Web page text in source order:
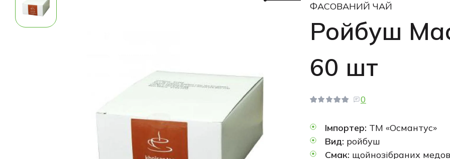
ФАСОВАНИЙ ЧАЙ
Ройбуш
60 шт
0
Імпортер: ТМ «Османтус»
Вид: ройбуш
Смак: щойнозібраних